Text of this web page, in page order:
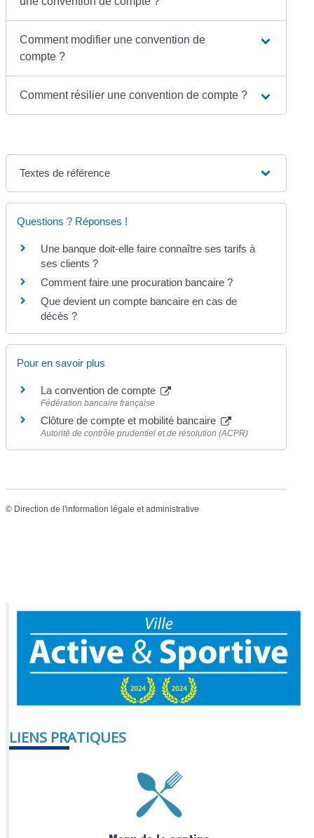
Comment modifier une convention de
compte ?
Comment résilier une convention de compte ?
Textes de référence
Questions ? Réponses !
Une banque doit-elle faire connaître ses tarifs à
ses clients ?
Comment faire une procuration bancaire ?
Que devient un compte bancaire en cas de
décès ?
Pour en savoir plus
La convention de compte
Fédération bancaire française
Clôture de compte et mobilité bancaire
Autorité de contrôle prudentiel et de résolution (ACPR)
© Direction de l'information légale et administrative
LIENS PRATIQUES